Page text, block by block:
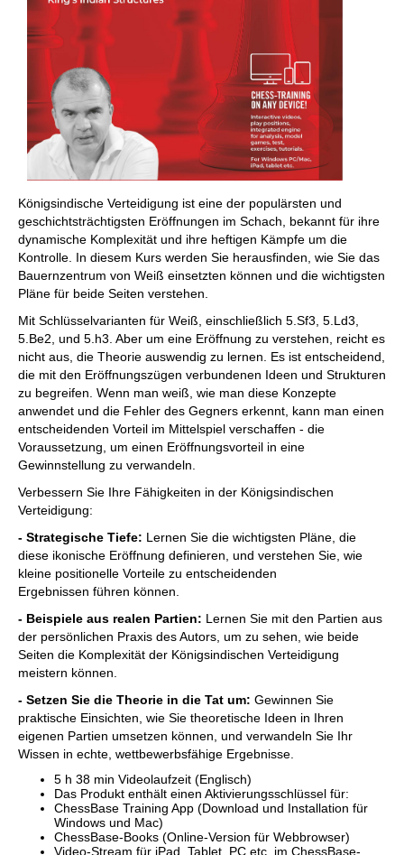
Königsindische Verteidigung ist eine der populärsten und
geschichtsträchtigsten Eröffnungen im Schach, bekannt für ihre
dynamische Komplexität und ihre heftigen Kämpfe um die
Kontrolle. In diesem Kurs werden Sie herausfinden, wie Sie das
Bauernzentrum von Weiß einsetzten können und die wichtigsten
Pläne für beide Seiten verstehen.
Mit Schlüsselvarianten für Weiß, einschließlich 5.Sf3, 5.Ld3,
5.Be2, und 5.h3. Aber um eine Eröffnung zu verstehen, reicht es
nicht aus, die Theorie auswendig zu lernen. Es ist entscheidend,
die mit den Eröffnungszügen verbundenen Ideen und Strukturen
zu begreifen. Wenn man weiß, wie man diese Konzepte
anwendet und die Fehler des Gegners erkennt, kann man einen
entscheidenden Vorteil im Mittelspiel verschaffen - die
Voraussetzung, um einen Eröffnungsvorteil in eine
Gewinnstellung zu verwandeln.
Verbessern Sie Ihre Fähigkeiten in der Königsindischen
Verteidigung:
- Strategische Tiefe: Lernen Sie die wichtigsten Pläne, die
diese ikonische Eröffnung definieren, und verstehen Sie, wie
kleine positionelle Vorteile zu entscheidenden
Ergebnissen führen können.
- Beispiele aus realen Partien: Lernen Sie mit den Partien aus
der persönlichen Praxis des Autors, um zu sehen, wie beide
Seiten die Komplexität der Königsindischen Verteidigung
meistern können.
- Setzen Sie die Theorie in die Tat um: Gewinnen Sie
praktische Einsichten, wie Sie theoretische Ideen in Ihren
eigenen Partien umsetzen können, und verwandeln Sie Ihr
Wissen in echte, wettbewerbsfähige Ergebnisse.
5 h 38 min Videolaufzeit (Englisch)
Das Produkt enthält einen Aktivierungsschlüssel für:
ChessBase Training App (Download und Installation für
Windows und Mac)
ChessBase-Books (Online-Version für Webbrowser)
Video-Stream für iPad, Tablet, PC etc. im ChessBase-